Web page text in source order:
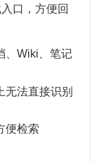
口，方便回
Wiki、笔记
无法直接识别
便检索